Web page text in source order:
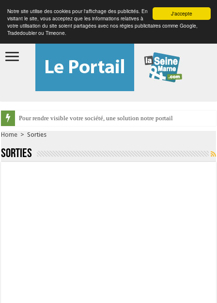
J'accepte
Notre site utilise des cookies pour l'affichage des publicités. En
visitant le site, vous acceptez que les informations relatives à
votre utilisation du site soient partagées avec nos régies publicitaires comme Google,
Tradedoubler ou Timeone.
Pour rendre visible votre société, une solution notre portail
Home > Sorties
Sorties